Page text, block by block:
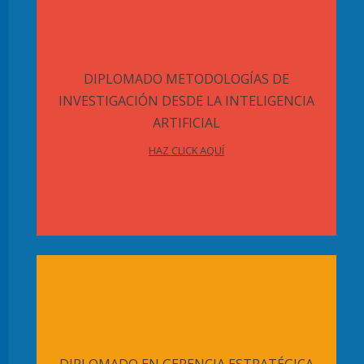
DIPLOMADO METODOLOGÍAS DE
INVESTIGACIÓN DESDE LA INTELIGENCIA
ARTIFICIAL
HAZ CLICK AQUÍ